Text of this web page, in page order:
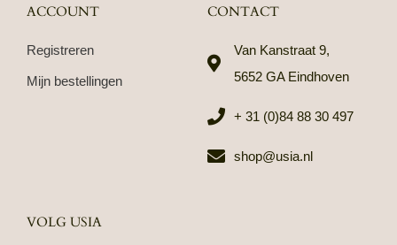
ACCOUNT
Registreren
Mijn bestellingen
CONTACT
Van Kanstraat 9,
5652 GA Eindhoven
+ 31 (0)84 88 30 497
shop@usia.nl
VOLG USIA